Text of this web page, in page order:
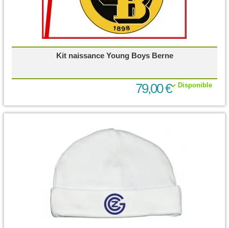
Kit naissance Young Boys Berne
Disponible
79,00 €